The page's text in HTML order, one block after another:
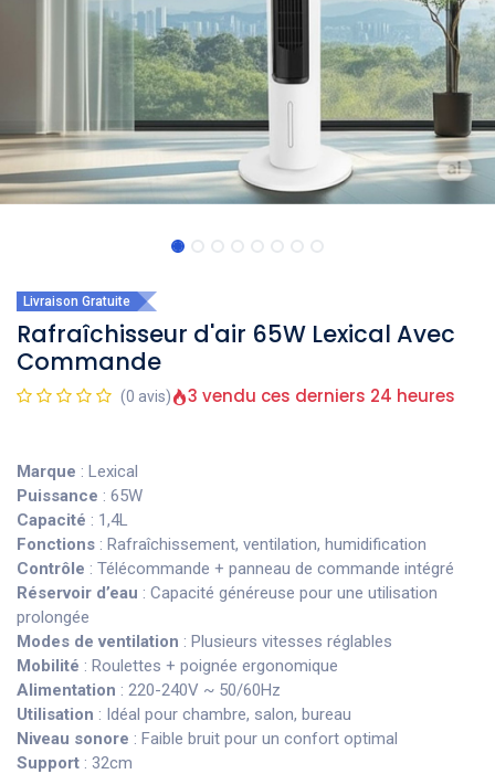
Livraison Gratuite
Rafraîchisseur d'air 65W Lexical Avec
Commande
(0 avis) 3 vendu ces derniers 24 heures
Marque : Lexical
Puissance : 65W
Capacité : 1,4L
Fonctions : Rafraîchissement, ventilation, humidification
Contrôle : Télécommande + panneau de commande intégré
Réservoir d’eau : Capacité généreuse pour une utilisation
prolongée
Modes de ventilation : Plusieurs vitesses réglables
Mobilité : Roulettes + poignée ergonomique
Alimentation : 220-240V ~ 50/60Hz
Utilisation : Idéal pour chambre, salon, bureau
Niveau sonore : Faible bruit pour un confort optimal
Support : 32cm